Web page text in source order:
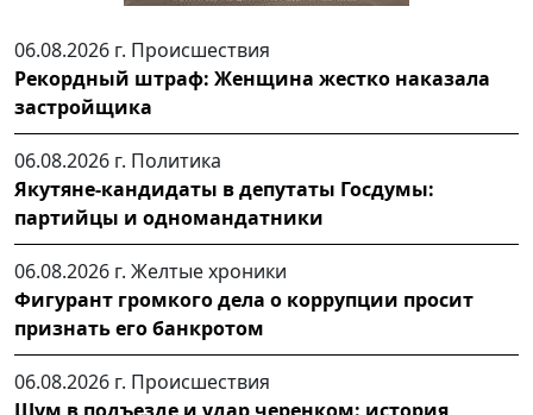
06.08.2026 г. Происшествия
Рекордный штраф: Женщина жестко наказала
застройщика
06.08.2026 г. Политика
Якутяне-кандидаты в депутаты Госдумы:
партийцы и одномандатники
06.08.2026 г. Желтые хроники
Фигурант громкого дела о коррупции просит
признать его банкротом
06.08.2026 г. Происшествия